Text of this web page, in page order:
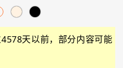
天以前，部分内容可能